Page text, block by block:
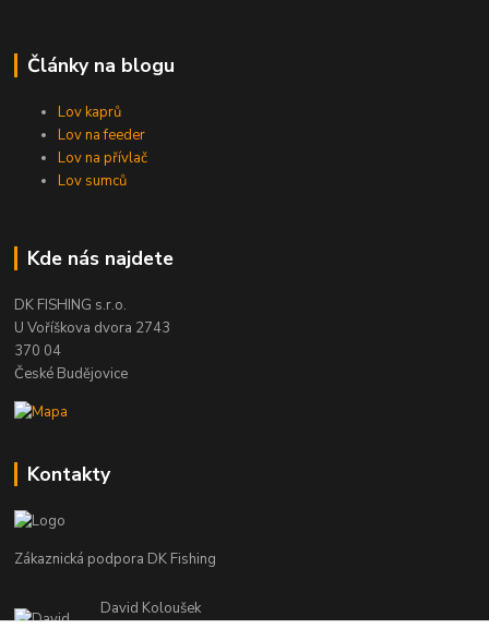
Články na blogu
Lov kaprů
Lov na feeder
Lov na přívlač
Lov sumců
Kde nás najdete
DK FISHING s.r.o.
U Voříškova dvora 2743
370 04
České Budějovice
Kontakty
Zákaznická podpora DK Fishing
David Koloušek